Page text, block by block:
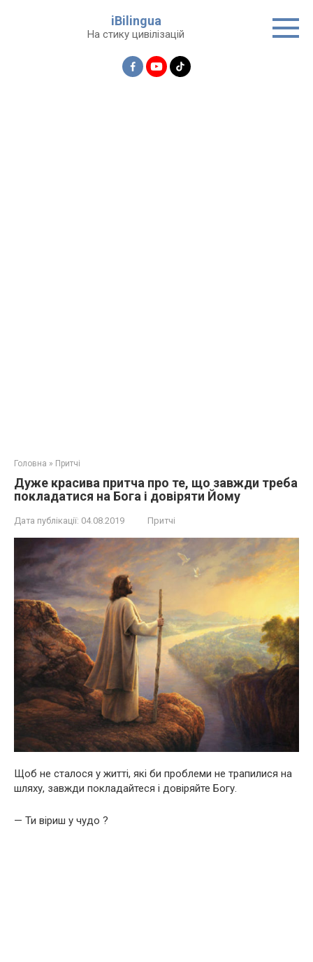
iBilingua
На стику цивілізацій
Головна » Притчі
Дуже красива притча про те, що завжди треба
покладатися на Бога і довіряти Йому
Дата публікації: 04.08.2019 Притчі
Щоб не сталося у житті, які би проблеми не трапилися на
шляху, завжди покладайтеся і довіряйте Богу.
— Ти віриш у чудо ?